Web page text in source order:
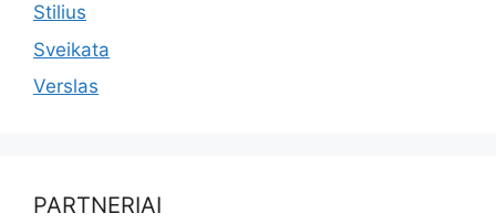
Stilius
Sveikata
Verslas
PARTNERIAI